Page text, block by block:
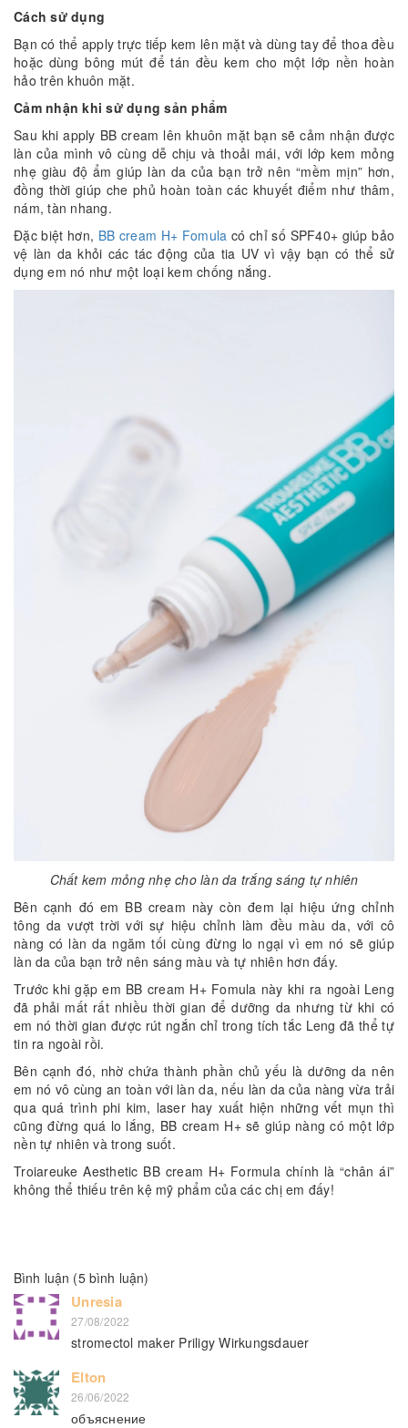
Cách sử dụng
Bạn có thể apply trực tiếp kem lên mặt và dùng tay để thoa đều
hoặc dùng bông mút để tán đều kem cho một lớp nền hoàn
hảo trên khuôn mặt.
Cảm nhận khi sử dụng sản phẩm
Sau khi apply BB cream lên khuôn mặt bạn sẽ cảm nhận được
làn của mình vô cùng dễ chịu và thoải mái, với lớp kem mỏng
nhẹ giàu độ ẩm giúp làn da của bạn trở nên “mềm mịn” hơn,
đồng thời giúp che phủ hoàn toàn các khuyết điểm như thâm,
nám, tàn nhang.
Đặc biệt hơn, BB cream H+ Fomula có chỉ số SPF40+ giúp bảo
vệ làn da khỏi các tác động của tia UV vì vậy bạn có thể sử
dụng em nó như một loại kem chống nắng.
Chất kem mỏng nhẹ cho làn da trắng sáng tự nhiên
Bên cạnh đó em BB cream này còn đem lại hiệu ứng chỉnh
tông da vượt trời với sự hiệu chỉnh làm đều màu da, với cô
nàng có làn da ngăm tối cùng đừng lo ngại vì em nó sẽ giúp
làn da của bạn trở nên sáng màu và tự nhiên hơn đấy.
Trước khi gặp em BB cream H+ Fomula này khi ra ngoài Leng
đã phải mất rất nhiều thời gian để dưỡng da nhưng từ khi có
em nó thời gian được rút ngắn chỉ trong tích tắc Leng đã thể tự
tin ra ngoài rồi.
Bên cạnh đó, nhờ chứa thành phần chủ yếu là dưỡng da nên
em nó vô cùng an toàn với làn da, nếu làn da của nàng vừa trải
qua quá trình phi kim, laser hay xuất hiện những vết mụn thì
cũng đừng quá lo lắng, BB cream H+ sẽ giúp nàng có một lớp
nền tự nhiên và trong suốt.
Troiareuke Aesthetic BB cream H+ Formula chính là “chân ái”
không thể thiếu trên kệ mỹ phẩm của các chị em đấy!
Bình luận (5 bình luận)
Unresia
27/08/2022
stromectol maker Priligy Wirkungsdauer
Elton
26/06/2022
объяснение